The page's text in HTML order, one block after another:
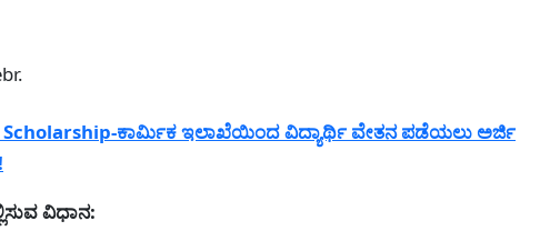
ಕಾರ್ಮಿಕ ಇಲಾಖೆಯಿಂದ ವಿದ್ಯಾರ್ಥಿ ವೇತನ ಪಡೆಯಲು ಅರ್ಜಿ
ವಿಧಾನ: